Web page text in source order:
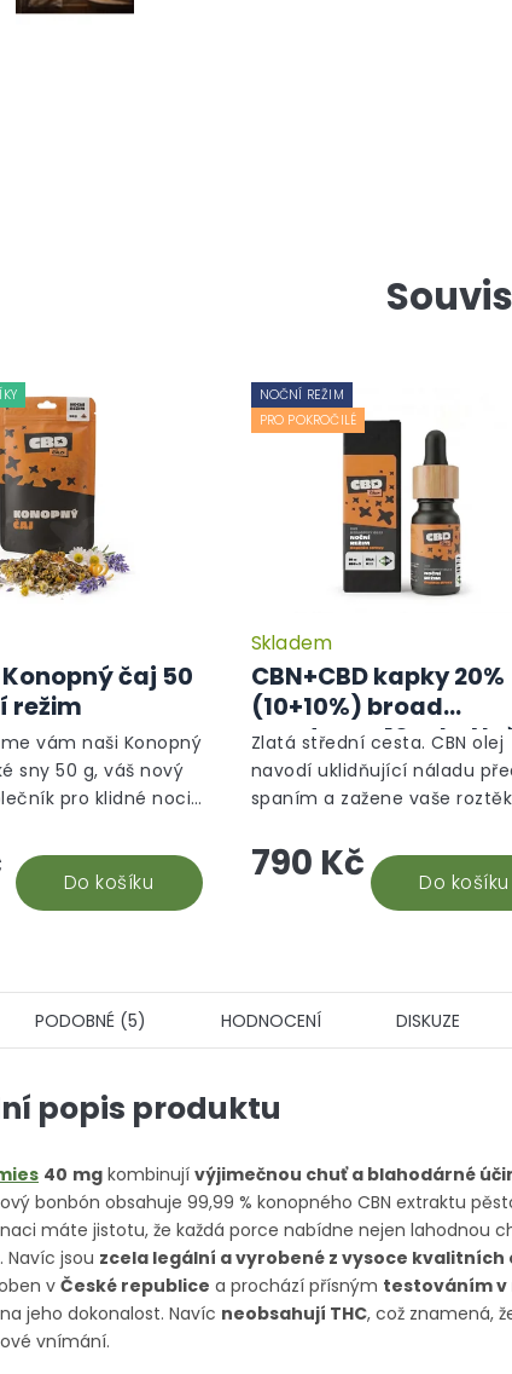
Konopný čaj 50
režim
Do košíku
vám naši Konopný
sny 50 g, váš nový
pro klidné noci
navržena tak, aby
NOČNÍ REŽIM
PRO POKROČILÉ
CBN+CBD kapky 20%
(10+10%) broad
spectrum, 10 ml -
režim
Skladem
790 Kč Do košíku
Zlatá střední cesta. CBN olej
navodí uklidňující náladu
spaním a zažene vaše
naznačují, že napomáhá
melatoninu a dokáže...
PODOBNÉ (5) HODNOCENÍ DISKUZE
popis produktu
40 mg kombinují výjimečnou chuť a blahodárné
bonbón obsahuje 99,99 % konopného CBN extraktu
máte jistotu, že každá porce nabídne nejen lahodnou
Navíc jsou zcela legální a vyrobené z vysoce kvalitních
v České republice a prochází přísným testováním v
jeho dokonalost. Navíc neobsahují THC, což znamená,
vnímání.